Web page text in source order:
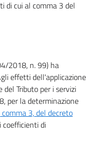
di cui al comma 3 del
2018, n. 99) ha
effetti dell'applicazione
Tributo per i servizi
per la determinazione
3, del decreto
coefficienti di